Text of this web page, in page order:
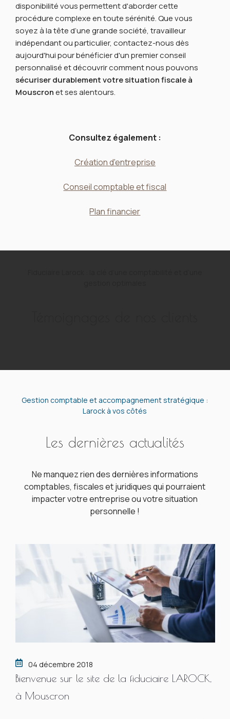
disponibilité vous permettent d'aborder cette
procédure complexe en toute sérénité. Que vous
soyez à la tête d’une grande société, travailleur
indépendant ou particulier, contactez-nous dès
aujourd'hui pour bénéficier d'un premier conseil
personnalisé et découvrir comment nous pouvons
sécuriser durablement votre situation fiscale à
Mouscronet ses alentours.
Consultez également :
Création d'entreprise
Conseil comptable et fiscal
Plan financier
Gestion comptable et accompagnement stratégique :
Larock à vos côtés
Les dernières actualités
Ne manquez rien des dernières informations
comptables, fiscales et juridiques qui pourraient
impacter votre entreprise ou votre situation
personnelle !
04 décembre 2018
Bienvenue sur le site de la fiduciaire LAROCK,
à Mouscron